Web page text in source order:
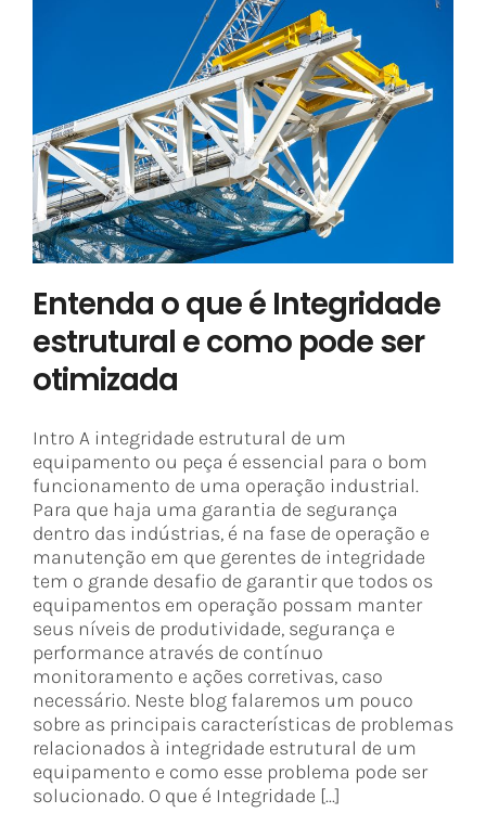
Entenda o que é Integridade
estrutural e como pode ser
otimizada
Portuguese
Entenda o que é Integridade
estrutural e como pode ser
otimizada
Intro A integridade estrutural de um
equipamento ou peça é essencial para o bom
funcionamento de uma operação industrial.
Para que haja uma garantia de segurança
dentro das indústrias, é na fase de operação e
manutenção em que gerentes de integridade
tem o grande desafio de garantir que todos os
equipamentos em operação possam manter
seus níveis de produtividade, segurança e
performance através de contínuo
monitoramento e ações corretivas, caso
necessário. Neste blog falaremos um pouco
sobre as principais características de problemas
relacionados à integridade estrutural de um
equipamento e como esse problema pode ser
solucionado. O que é Integridade [...]